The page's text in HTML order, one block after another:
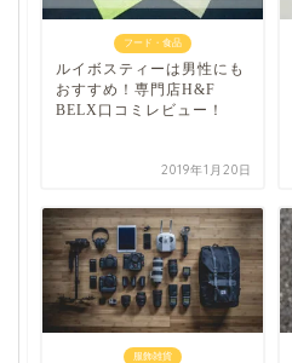
フード・食品
ルイボスティーは男性にも
おすすめ！専門店H&F
BELX口コミレビュー！
2019年1月20日
服飾雑貨